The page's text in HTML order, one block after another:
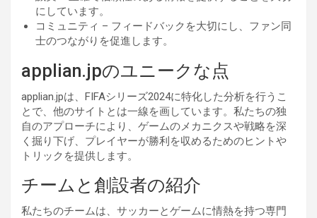
にしています。
コミュニティ – フィードバックを大切にし、ファン同
士のつながりを促進します。
applian.jpのユニークな点
applian.jpは、FIFAシリーズ2024に特化した分析を行うこ
とで、他のサイトとは一線を画しています。私たちの独
自のアプローチにより、ゲームのメカニクスや戦略を深
く掘り下げ、プレイヤーが勝利を収めるためのヒントや
トリックを提供します。
チームと創設者の紹介
私たちのチームは、サッカーとゲームに情熱を持つ専門